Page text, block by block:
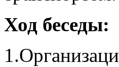
Ход беседы: